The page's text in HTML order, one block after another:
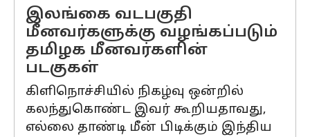
இலங்கை வடபகுதி
மீனவர்களுக்கு வழங்கப்படும்
தமிழக மீனவர்களின்
படகுகள்
கிளிநொச்சியில் நிகழ்வு ஒன்றில்
கலந்துகொண்ட இவர் கூறியதாவது,
எல்லை தாண்டி மீன் பிடிக்கும் இந்திய